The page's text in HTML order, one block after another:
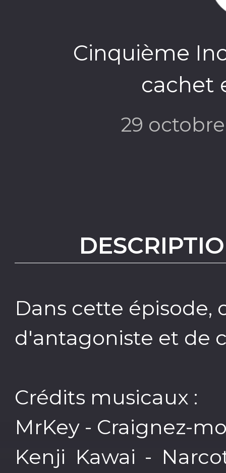
Cinquième
cachet
29
Dans cette épisode,
d'antagoniste et de
Crédits musicaux :
MrKey - Craignez-
Kenji Kawai -